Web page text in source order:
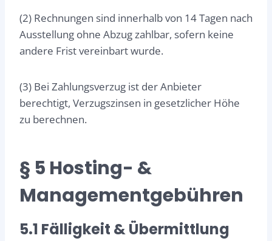
(2) Rechnungen sind innerhalb von 14 Tagen nach
Ausstellung ohne Abzug zahlbar, sofern keine
andere Frist vereinbart wurde.
(3) Bei Zahlungsverzug ist der Anbieter
berechtigt, Verzugszinsen in gesetzlicher Höhe
zu berechnen.
§ 5 Hosting- &
Managementgebühren
5.1 Fälligkeit & Übermittlung